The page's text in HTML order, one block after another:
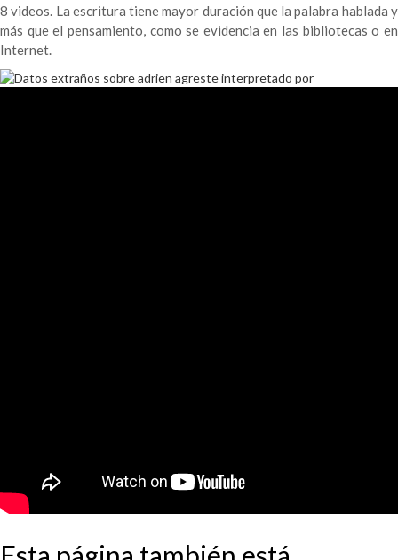
8 videos. La escritura tiene mayor duración que la palabra hablada y
más que el pensamiento, como se evidencia en las bibliotecas o en
Internet.